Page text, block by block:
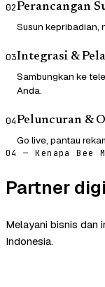
02Perancangan
Susun kepribadian,
03Integrasi &
Sambungkan ke
Anda.
04Peluncuran &
Go live, pantau
04 — Kenapa Bee
Partner
Melayani bisnis dan
Indonesia.